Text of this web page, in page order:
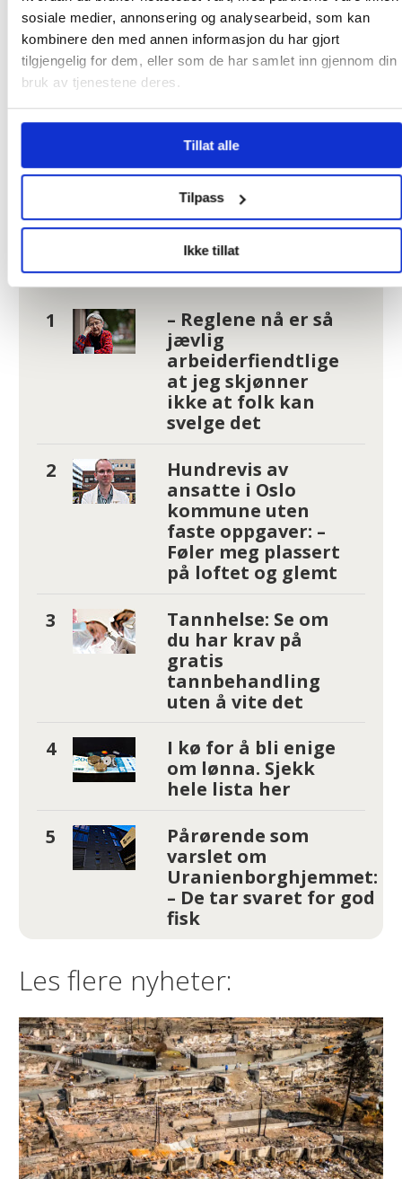
sosiale medier, annonsering og analysearbeid, som kan
kombinere den med annen informasjon du har gjort
tilgjengelig for dem, eller som de har samlet inn gjennom din
bruk av tjenestene deres.
Tillat alle
Tilpass
Ikke tillat
8000, sier han.
FOLKETRYGDEN
MINSTEPENSJONISTER
REVIDERT NASJONALBUDSJETT
PENSJON
STEINAR FUGLEVAAG
Mest lest| Siste sju dager
– Reglene nå er så
jævlig
arbeiderfiendtlige
at jeg skjønner
ikke at folk kan
svelge det
Hundrevis av
ansatte i Oslo
kommune uten
faste oppgaver: –
Føler meg plassert
på loftet og glemt
Tannhelse: Se om
du har krav på
gratis
tannbehandling
uten å vite det
I kø for å bli enige
om lønna. Sjekk
hele lista her
Pårørende som
varslet om
Uranienborghjemmet:
– De tar svaret for god
fisk
Les flere nyheter: